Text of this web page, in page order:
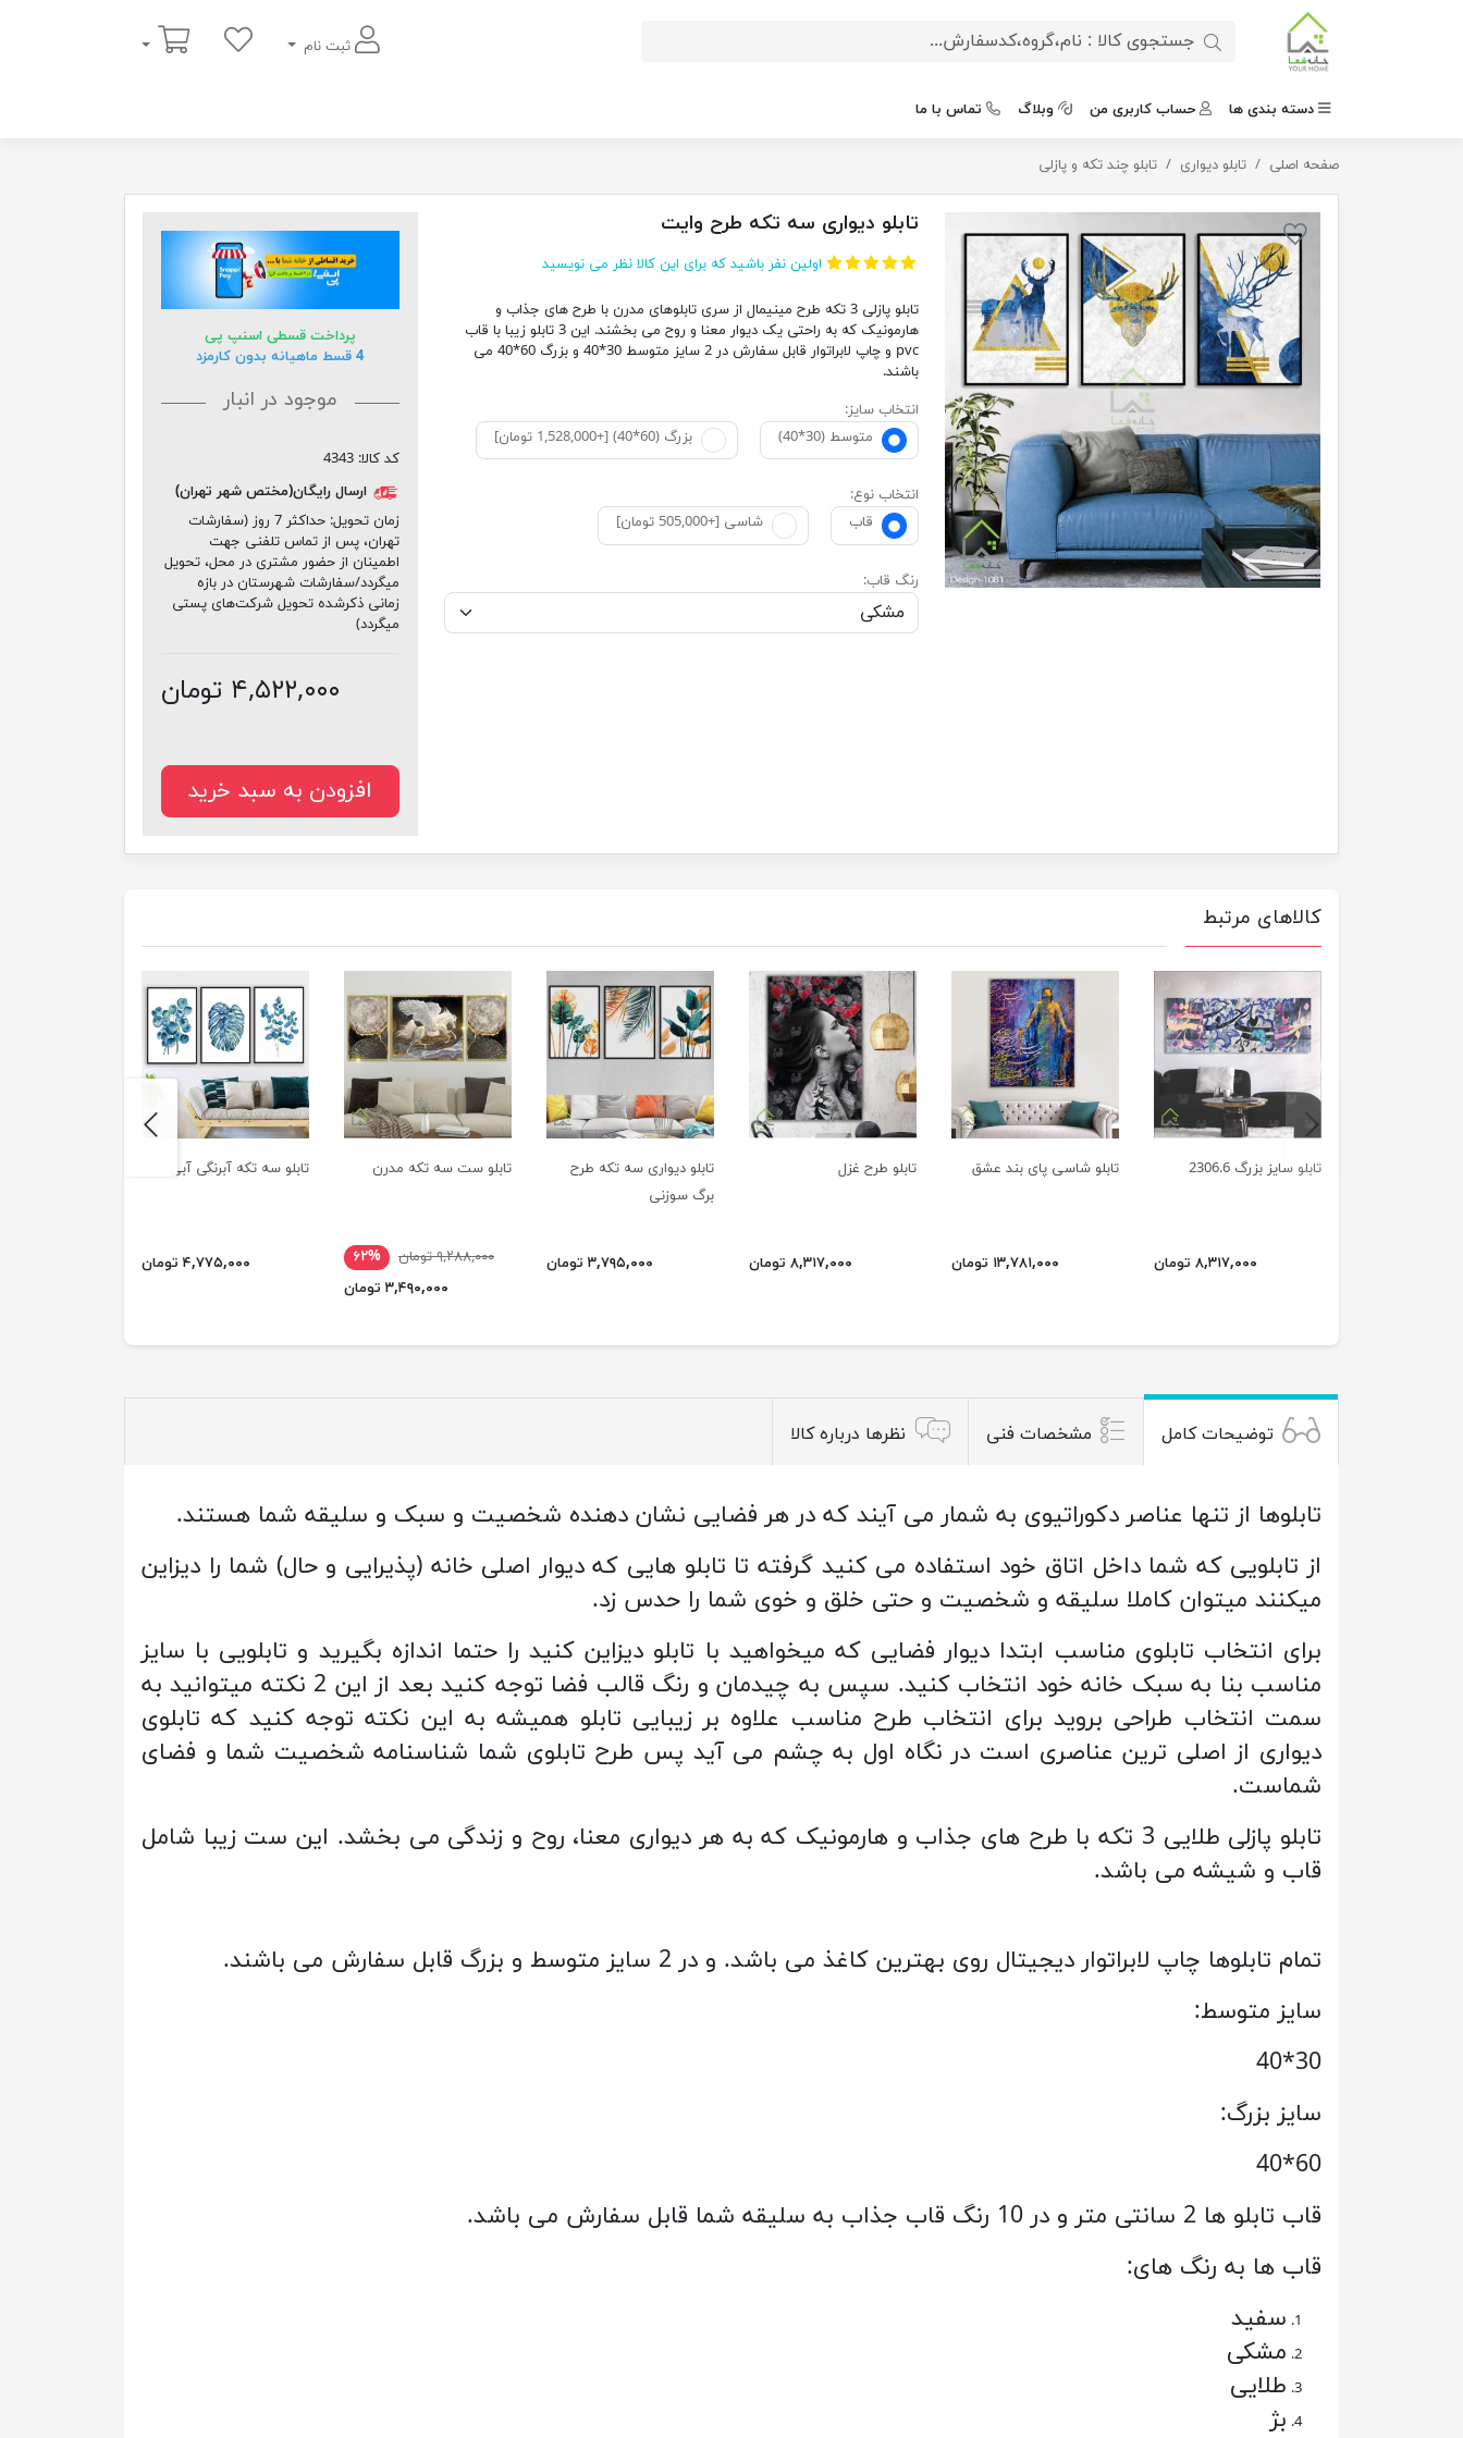
ثبت نام
سبد خرید
دسته بندی ها حساب کاربری من وبلاگ تماس با ما
صفحه اصلی تابلو دیواری تابلو چند تکه و پازلیتابلو دیواری سه تکه طرح وایت
تابلو دیواری سه تکه طرح وایت
اولین نفر باشید که برای این کالا نظر می نویسید
تابلو پازلی 3 تکه طرح مینیمال از سری تابلوهای مدرن با طرح های جذاب و
هارمونیک که به راحتی یک دیوار معنا و روح می بخشند. این 3 تابلو زیبا با قاب
pvc و چاپ لابراتوار قابل سفارش در 2 سایز متوسط 30*40 و بزرگ 60*40 می
باشند.
انتخاب سایز:
متوسط (30*40)
بزرگ (60*40) [+1,528,000 تومان]
انتخاب نوع:
قاب
شاسی [+505,000 تومان]
رنگ قاب:
پرداخت قسطی اسنپ پی
4 قسط ماهیانه بدون کارمزد
موجود در انبار
کد کالا: 4343
ارسال رایگان(مختص شهر تهران)
زمان تحویل:
حداکثر 7 روز (سفارشات
تهران، پس از تماس تلفنی جهت
اطمینان از حضور مشتری در محل، تحویل
میگردد/سفارشات شهرستان در بازه
زمانی ذکرشده تحویل شرکت‌های پستی
میگردد)
۴,۵۲۲,۰۰۰ تومان
افزودن به سبد خرید
کالاهای مرتبط
تابلو سایز بزرگ 2306.6
۸,۳۱۷,۰۰۰ تومان
تابلو شاسی پای بند عشق
۱۳,۷۸۱,۰۰۰ تومان
تابلو طرح غزل
۸,۳۱۷,۰۰۰ تومان
تابلو دیواری سه تکه طرح
برگ سوزنی
۳,۷۹۵,۰۰۰ تومان
تابلو ست سه تکه مدرن
۹,۲۸۸,۰۰۰ تومان
۶۲%
۳,۴۹۰,۰۰۰ تومان
تابلو سه تکه آبرنگی آبی
۴,۷۷۵,۰۰۰ تومان
previus
next
توضیحات کامل مشخصات فنی نظرها درباره کالا
تابلوها از تنها عناصر دکوراتیوی به شمار می آیند که در هر فضایی نشان دهنده شخصیت و سبک و سلیقه شما هستند.
از تابلویی که شما داخل اتاق خود استفاده می کنید گرفته تا تابلو هایی که دیوار اصلی خانه (پذیرایی و حال) شما را دیزاین
میکنند میتوان کاملا سلیقه و شخصیت و حتی خلق و خوی شما را حدس زد.
برای انتخاب تابلوی مناسب ابتدا دیوار فضایی که میخواهید با تابلو دیزاین کنید را حتما اندازه بگیرید و تابلویی با سایز
مناسب بنا به سبک خانه خود انتخاب کنید. سپس به چیدمان و رنگ قالب فضا توجه کنید بعد از این 2 نکته میتوانید به
سمت انتخاب طراحی بروید برای انتخاب طرح مناسب علاوه بر زیبایی تابلو همیشه به این نکته توجه کنید که تابلوی
دیواری از اصلی ترین عناصری است در نگاه اول به چشم می آید پس طرح تابلوی شما شناسنامه شخصیت شما و فضای
شماست.
تابلو پازلی طلایی 3 تکه با طرح های جذاب و هارمونیک که به هر دیواری معنا، روح و زندگی می بخشد. این ست زیبا شامل
قاب و شیشه می باشد.
تمام تابلوها چاپ لابراتوار دیجیتال روی بهترین کاغذ می باشد. و در 2 سایز متوسط و بزرگ قابل سفارش می باشند.
سایز متوسط:
30*40
سایز بزرگ:
60*40
قاب تابلو ها 2 سانتی متر و در 10 رنگ قاب جذاب به سلیقه شما قابل سفارش می باشد.
قاب ها به رنگ های:
سفید
مشکی
طلایی
بژ